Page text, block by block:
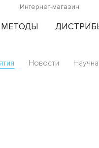
Интернет-магазин
МЕТОДЫ
Новости